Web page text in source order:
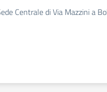
Centrale di Via Mazzini a